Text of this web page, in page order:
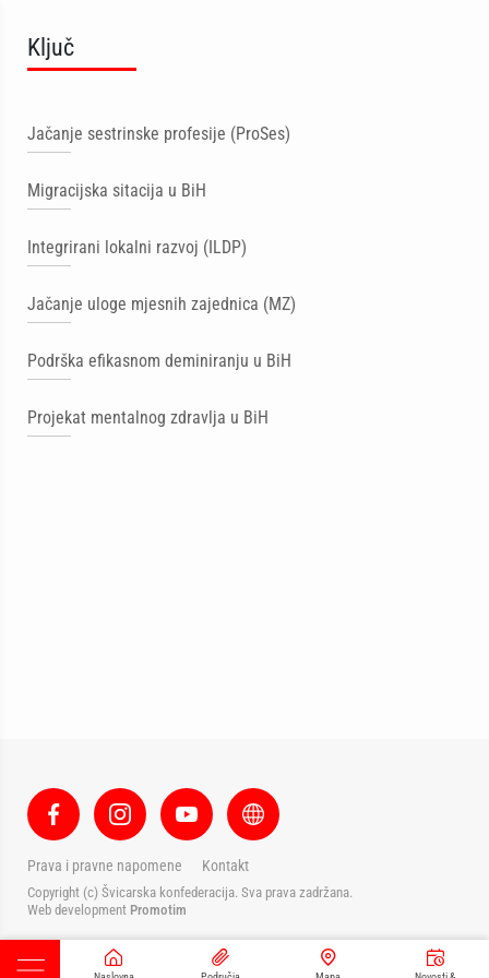
Ključ
Jačanje sestrinske profesije (ProSes)
Migracijska sitacija u BiH
Integrirani lokalni razvoj (ILDP)
Jačanje uloge mjesnih zajednica (MZ)
Podrška efikasnom deminiranju u BiH
Projekat mentalnog zdravlja u BiH
Prava i pravne napomene Kontakt
Copyright (c) Švicarska konfederacija. Sva prava zadržana.
Web development Promotim